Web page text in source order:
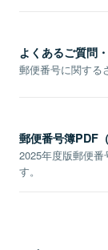
よくあるご質問
郵便番号に関する
郵便番号簿PDF
2025年度版郵便
す。